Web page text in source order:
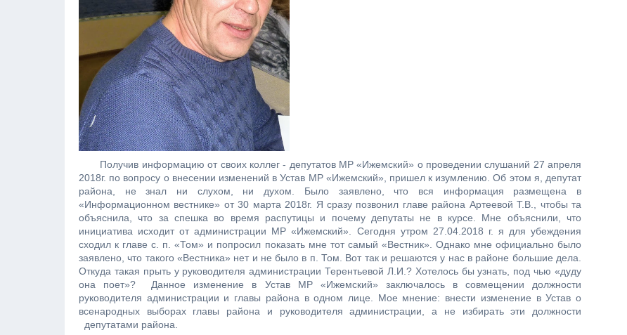
Получив информацию от своих коллег - депутатов МР «Ижемский» о проведении слушаний 27 апреля
2018г. по вопросу о внесении изменений в Устав МР «Ижемский», пришел к изумлению. Об этом я, депутат
района, не знал ни слухом, ни духом. Было заявлено, что вся информация размещена в
«Информационном вестнике» от 30 марта 2018г. Я сразу позвонил главе района Артеевой Т.В., чтобы та
объяснила, что за спешка во время распутицы и почему депутаты не в курсе. Мне объяснили, что
инициатива исходит от администрации МР «Ижемский». Сегодня утром 27.04.2018 г. я для убеждения
сходил к главе с. п. «Том» и попросил показать мне тот самый «Вестник». Однако мне официально было
заявлено, что такого «Вестника» нет и не было в п. Том. Вот так и решаются у нас в районе большие дела.
Откуда такая прыть у руководителя администрации Терентьевой Л.И.? Хотелось бы узнать, под чью «дуду
она поет»? Данное изменение в Устав МР «Ижемский» заключалось в совмещении должности
руководителя администрации и главы района в одном лице. Мое мнение: внести изменение в Устав о
всенародных выборах главы района и руководителя администрации, а не избирать эти должности
депутатами района.